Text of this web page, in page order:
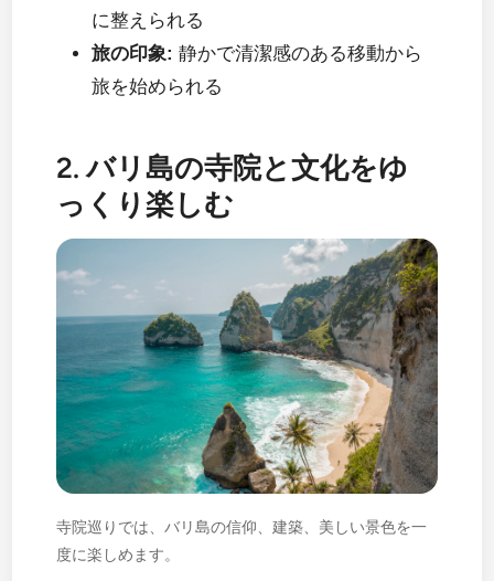
に整えられる
旅の印象: 静かで清潔感のある移動から
旅を始められる
2. バリ島の寺院と文化をゆ
っくり楽しむ
寺院巡りでは、バリ島の信仰、建築、美しい景色を一
度に楽しめます。